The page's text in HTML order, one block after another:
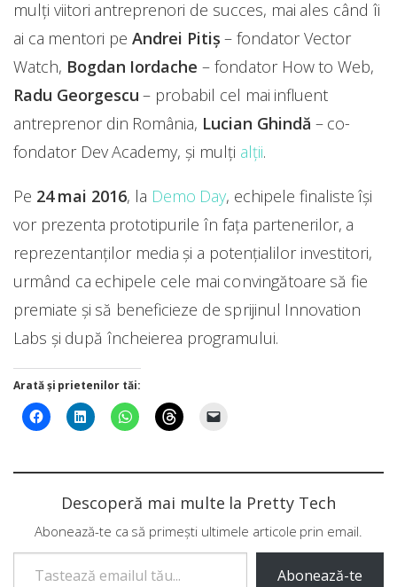
mulți viitori antreprenori de succes, mai ales când îi
ai ca mentori pe Andrei Pitiș – fondator Vector
Watch, Bogdan Iordache – fondator How to Web,
Radu Georgescu – probabil cel mai influent
antreprenor din România, Lucian Ghindă – co-
fondator Dev Academy, și mulți alții.
Pe 24 mai 2016, la Demo Day, echipele finaliste își
vor prezenta prototipurile în fața partenerilor, a
reprezentanților media și a potențialilor investitori,
urmând ca echipele cele mai convingătoare să fie
premiate și să beneficieze de sprijinul Innovation
Labs și după încheierea programului.
Arată și prietenilor tăi:
Descoperă mai multe la Pretty Tech
Abonează-te ca să primești ultimele articole prin email.
Tastează emailul tău...
Abonează-te